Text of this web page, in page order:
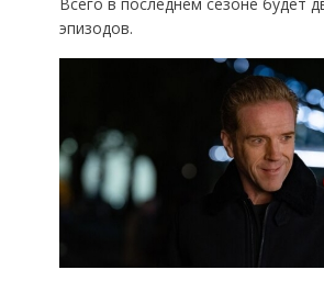
эпизодов.